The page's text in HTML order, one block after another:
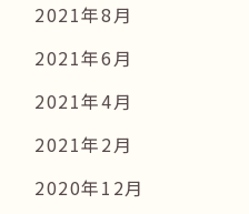
2021年8月
2021年6月
2021年4月
2021年2月
2020年12月